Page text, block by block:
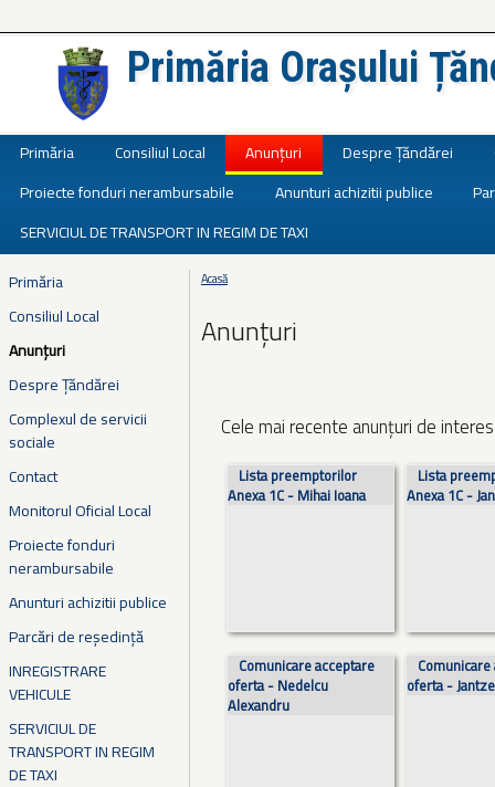
Primăria Orașului
Primăria Consiliul Local Anunțuri Despre Țăndărei
Proiecte fonduri nerambursabile
Anunturi achizitii publice
SERVICIUL DE TRANSPORT IN REGIM DE TAXI
Primăria
Consiliul Local
Anunțuri
Despre Țăndărei
Complexul de servicii
sociale
Contact
Monitorul Oficial Local
Proiecte fonduri
nerambursabile
Anunturi achizitii publice
Parcări de reședință
INREGISTRARE
VEHICULE
SERVICIUL DE
TRANSPORT IN REGIM
DE TAXI
Eşti aici
Acasă
Anunțuri
Cele mai recente anunțuri de
Lista preemptorilor
Anexa 1C - Mihai Ioana
Lista
Anexa 1C -
Comunicare acceptare
oferta - Nedelcu
Alexandru
oferta -
Pagini